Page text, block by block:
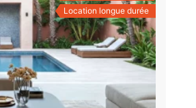
Location longue durée